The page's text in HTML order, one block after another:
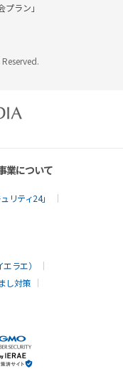
ラン」
業について
リティ24」
ラエ）
し対策